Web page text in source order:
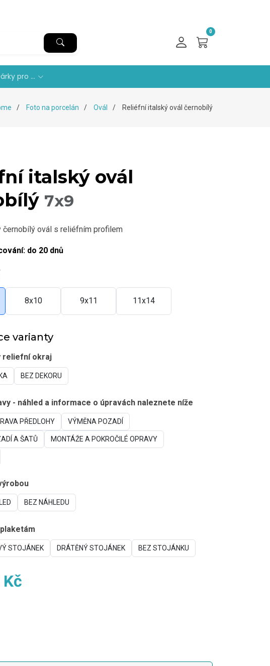
0
pro ...
Foto na porcelán Ovál Reliéfní italský ovál černobílý
italský ovál
7x9
černobílý ovál s reliéfním profilem
do 20 dnů
8x10 9x11 11x14
varianty
reliefní okraj
BEZ DEKORU
- náhled a informace o úpravách naleznete níže
PŘEDLOHY VÝMĚNA POZADÍ
A ŠATŮ MONTÁŽE A POKROČILÉ OPRAVY
BEZ NÁHLEDU
STOJÁNEK DRÁTĚNÝ STOJÁNEK BEZ STOJÁNKU